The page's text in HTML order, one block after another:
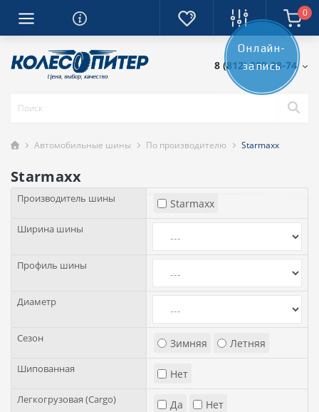
0
8 (812) 389-28-74
Автомобильные шины По производителю Starmaxx
Starmaxx
Производитель шины Starmaxx
Ширина шины
Профиль шины
Диаметр
Сезон Зимняя Летняя
Шипованная Нет
Легкогрузовая (Cargo) Да Нет
Онлайн-
запись